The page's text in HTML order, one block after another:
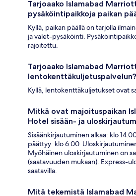
Tarjoaako Islamabad
pysäköintipaikkoja paikan
Kyllä, paikan päällä on tarjolla
ja valet-pysäköinti.
rajoitettu.
Tarjoaako Islamabad
lentokenttäkuljetuspalvelun?
Kyllä, lentokenttäkuljetukset ovat
Mitkä ovat majoituspaikan
Hotel sisään- ja
Sisäänkirjautuminen alkaa: klo
päättyy: klo 6.00.
Myöhäinen uloskirjautuminen on
(saatavuuden mukaan). Express-
saatavilla.
Mitä tekemistä Islamabad